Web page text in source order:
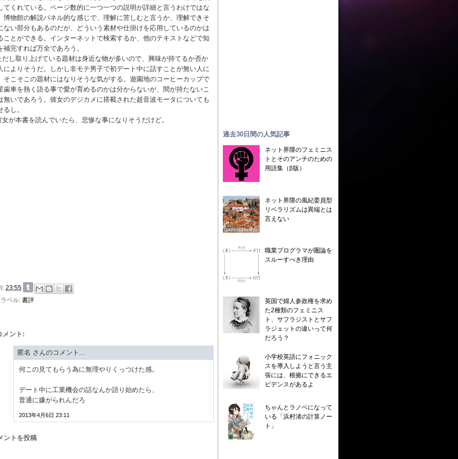
てくれている。ページ数的に一つ一つの説明が詳細と言うわけではな
博物館の解説パネル的な感じで、理解に苦しむと言うか、理解できそ
ない部分もあるのだが、どういう素材や仕掛けを応用しているのかは
ことができる。インターネットで検索するか、他のテキストなどで知
補完すれば万全であろう。
だし取り上げている題材は身近な物が多いので、興味が持てるか否か
によりそうだ。しかし非モテ男子で初デート中に話すことが無い人に
そこそこの題材にはなりそうな気がする。遊園地のコーヒーカップで
歯車を熱く語る事で愛が育めるのかは分からないが、間が持たないこ
無いであろう。彼女のデジカメに搭載された超音波モータについても
るし。
女が本書を読んでいたら、悲惨な事になりそうだけど。
: 23:55
ラベル: 書評
メント:
匿名 さんのコメント...
何この見てもらう為に無理やりくっつけた感。
デート中に工業機会の話なんか語り始めたら、
普通に嫌がられんだろ
2013年4月6日 23:11
ントを投稿
過去30日間の人気記事
ネット界隈のフェミニス
トとそのアンチのための
用語集（β版）
ネット界隈の風紀委員型
リベラリズムは異端とは
言えない
職業プログラマが圏論を
スルーすべき理由
英国で婦人参政権を求め
た2種類のフェミニス
ト、サフラジストとサフ
ラジェットの違いって何
だろう？
小学校英語にフォニック
スを導入しようと言う主
張には、根拠にできるエ
ビデンスがあるよ
ちゃんとラノベになって
いる「浜村渚の計算ノー
ト」